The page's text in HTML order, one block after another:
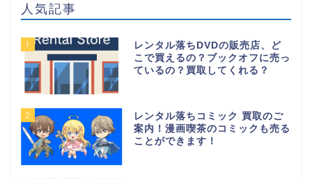
人気記事
1
レンタル落ちDVDの販売店、ど
こで買えるの？ブックオフに売っ
ているの？買取してくれる？
2
レンタル落ちコミック 買取のご
案内！漫画喫茶のコミックも売る
ことができます！